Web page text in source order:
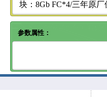
块：8Gb FC*4/三年
参数属性：